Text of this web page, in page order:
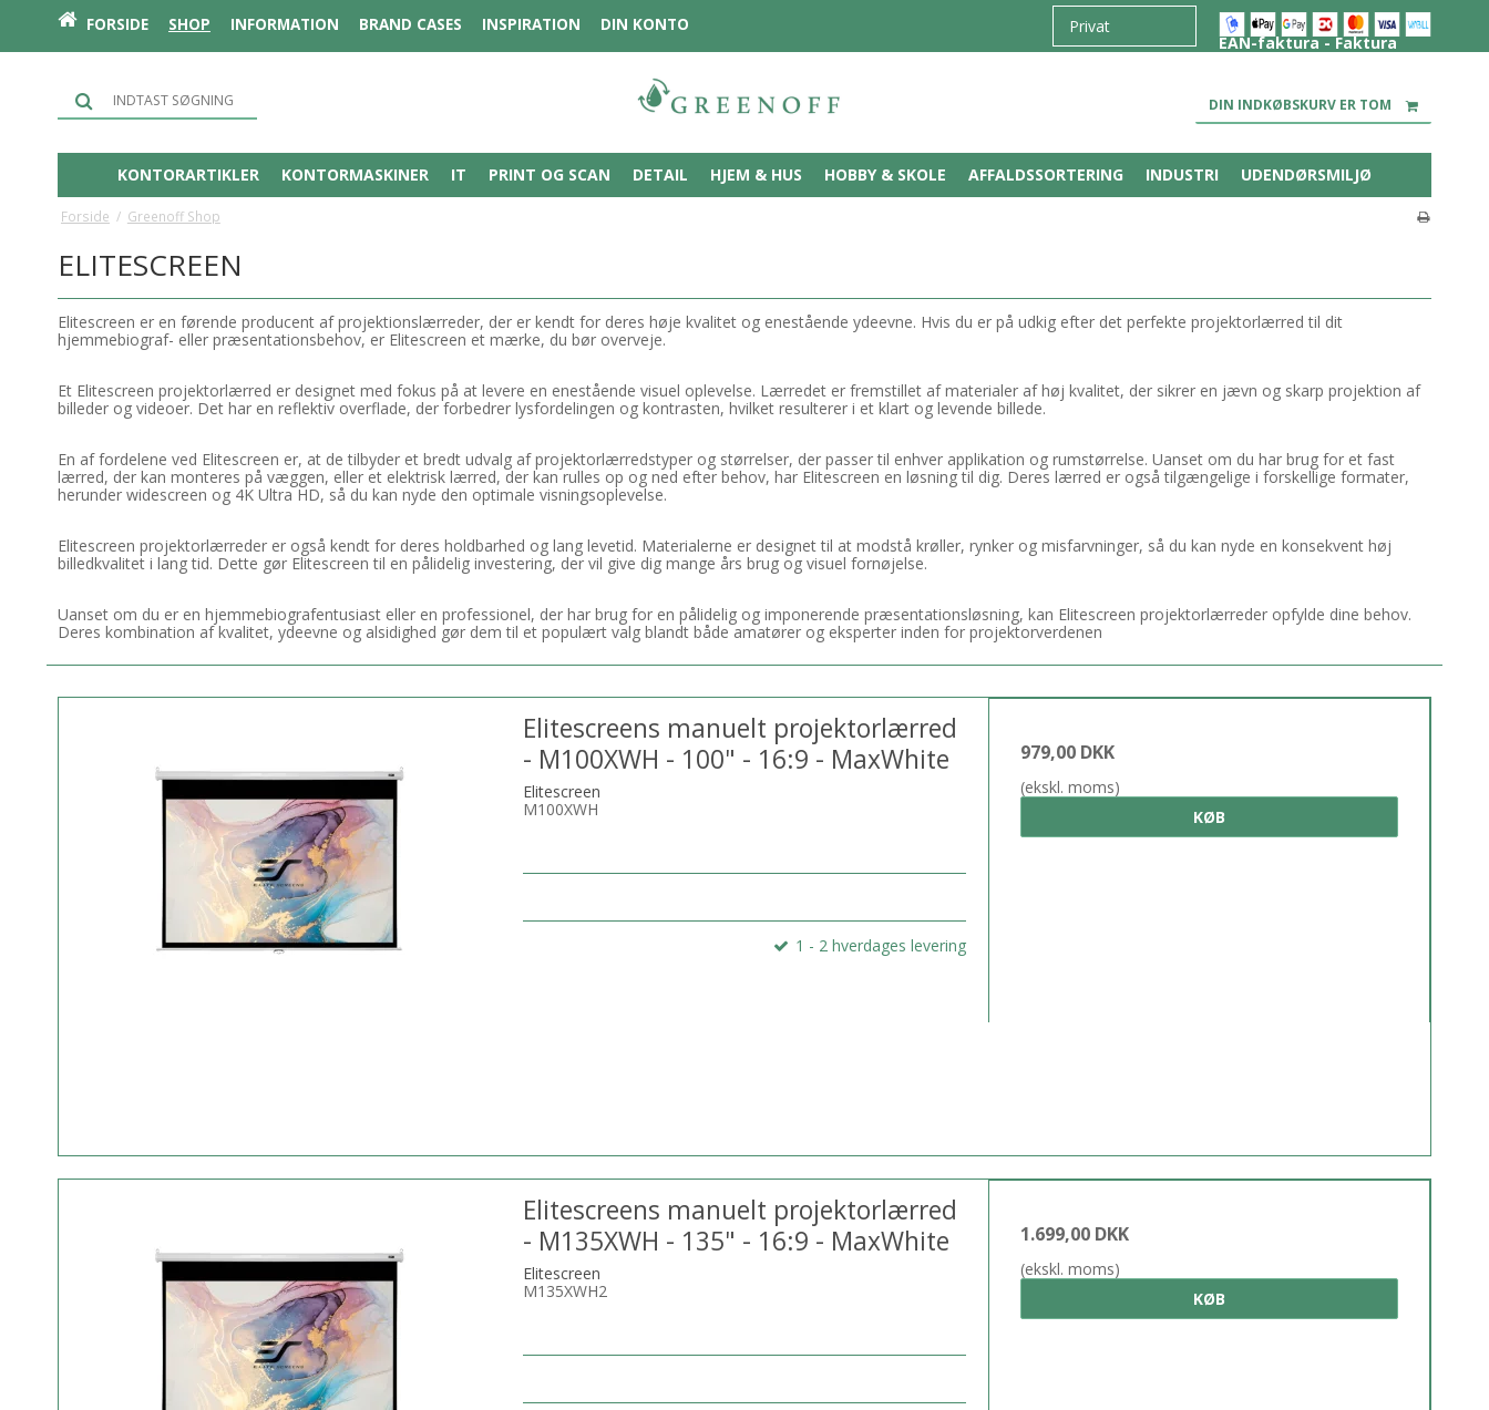
FORSIDE SHOP INFORMATION BRAND CASES INSPIRATION DIN KONTO
EAN-faktura - Faktura
DIN INDKØBSKURV ER TOM
KONTORARTIKLER KONTORMASKINER IT PRINT OG SCAN DETAIL HJEM & HUS HOBBY & SKOLE AFFALDSSORTERING INDUSTRI UDENDØRSMILJØ
Forside / Greenoff Shop
ELITESCREEN
Elitescreen er en førende producent af projektionslærreder, der er kendt for deres høje kvalitet og enestående ydeevne. Hvis du er på udkig efter det perfekte projektorlærred til dit
hjemmebiograf- eller præsentationsbehov, er Elitescreen et mærke, du bør overveje.
Et Elitescreen projektorlærred er designet med fokus på at levere en enestående visuel oplevelse. Lærredet er fremstillet af materialer af høj kvalitet, der sikrer en jævn og skarp projektion af
billeder og videoer. Det har en reflektiv overflade, der forbedrer lysfordelingen og kontrasten, hvilket resulterer i et klart og levende billede.
En af fordelene ved Elitescreen er, at de tilbyder et bredt udvalg af projektorlærredstyper og størrelser, der passer til enhver applikation og rumstørrelse. Uanset om du har brug for et fast
lærred, der kan monteres på væggen, eller et elektrisk lærred, der kan rulles op og ned efter behov, har Elitescreen en løsning til dig. Deres lærred er også tilgængelige i forskellige formater,
herunder widescreen og 4K Ultra HD, så du kan nyde den optimale visningsoplevelse.
Elitescreen projektorlærreder er også kendt for deres holdbarhed og lang levetid. Materialerne er designet til at modstå krøller, rynker og misfarvninger, så du kan nyde en konsekvent høj
billedkvalitet i lang tid. Dette gør Elitescreen til en pålidelig investering, der vil give dig mange års brug og visuel fornøjelse.
Uanset om du er en hjemmebiografentusiast eller en professionel, der har brug for en pålidelig og imponerende præsentationsløsning, kan Elitescreen projektorlærreder opfylde dine behov.
Deres kombination af kvalitet, ydeevne og alsidighed gør dem til et populært valg blandt både amatører og eksperter inden for projektorverdenen
Elitescreens manuelt projektorlærred
- M100XWH - 100" - 16:9 - MaxWhite
Elitescreen
M100XWH
1 - 2 hverdages levering
979,00 DKK
(ekskl. moms)
KØB
Elitescreens manuelt projektorlærred
- M135XWH - 135" - 16:9 - MaxWhite
Elitescreen
M135XWH2
1.699,00 DKK
(ekskl. moms)
KØB